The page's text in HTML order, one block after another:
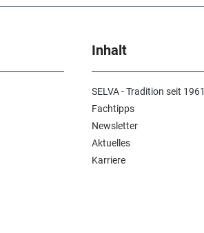
Inhalt
SELVA - Tradition seit 1961
Fachtipps
Newsletter
Aktuelles
Karriere